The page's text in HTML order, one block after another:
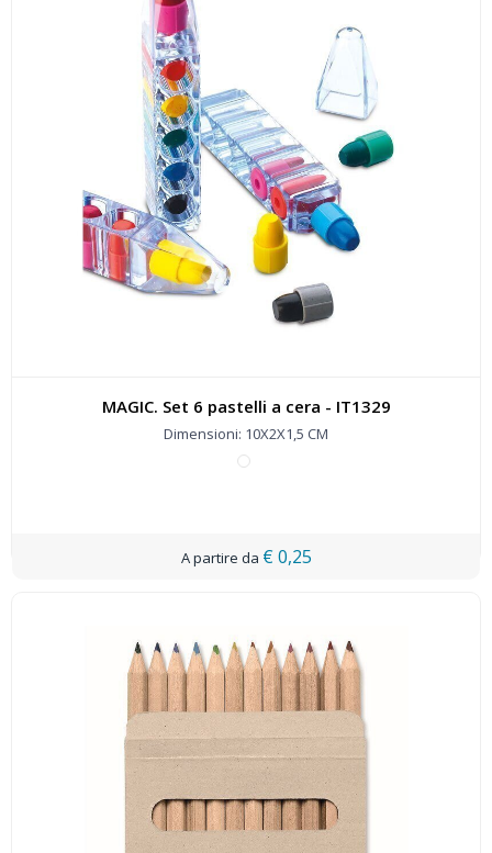
MAGIC. Set 6 pastelli a cera - IT1329
Dimensioni: 10X2X1,5 CM
€ 0,25